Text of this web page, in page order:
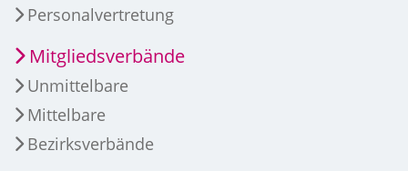
Personalvertretung
Mitgliedsverbände
Unmittelbare
Mittelbare
Bezirksverbände